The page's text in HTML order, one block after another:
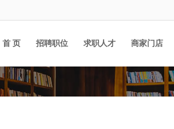
首 页 招聘职位 求职人才 商家门店